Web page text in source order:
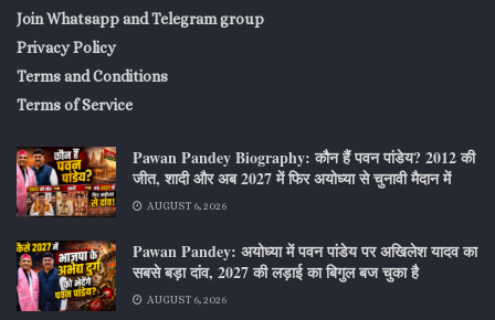
Join Whatsapp and Telegram group
Privacy Policy
Terms and Conditions
Terms of Service
Pawan Pandey Biography: कौन हैं पवन पांडेय? 2012 की
जीत, शादी और अब 2027 में फिर अयोध्या से चुनावी मैदान में
AUGUST 6, 2026
Pawan Pandey: अयोध्या में पवन पांडेय पर अखिलेश यादव का
सबसे बड़ा दांव, 2027 की लड़ाई का बिगुल बज चुका है
AUGUST 6, 2026